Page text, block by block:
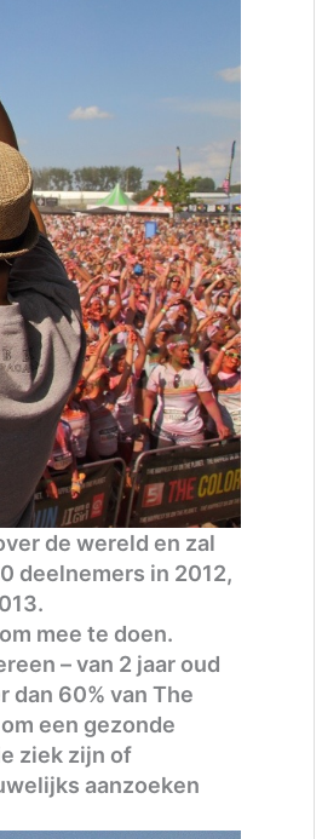
de wereld en zal
deelnemers in 2012,
mee te doen.
– van 2 jaar oud
dan 60% van The
een gezonde
ziek zijn of
aanzoeken